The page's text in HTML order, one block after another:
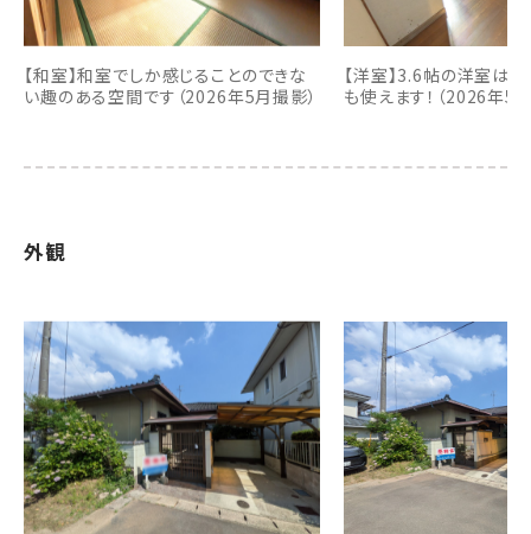
【和室】和室でしか感じることのできな
い趣のある空間です（2026年5月撮影）
【洋室】3.6帖の洋室は
も使えます！（2026年5
外観